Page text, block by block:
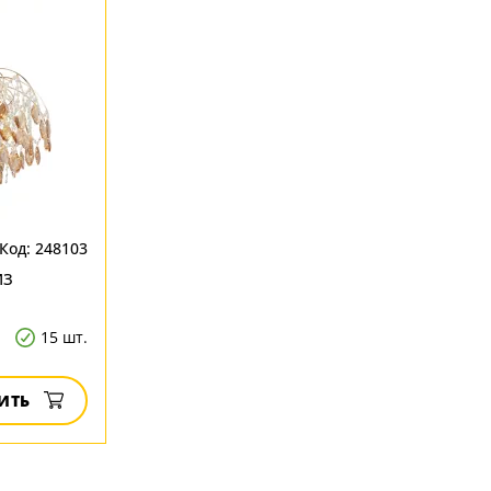
Код: 248103
15 шт.